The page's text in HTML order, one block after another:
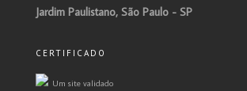
Jardim Paulistano, São Paulo - SP
CERTIFICADO